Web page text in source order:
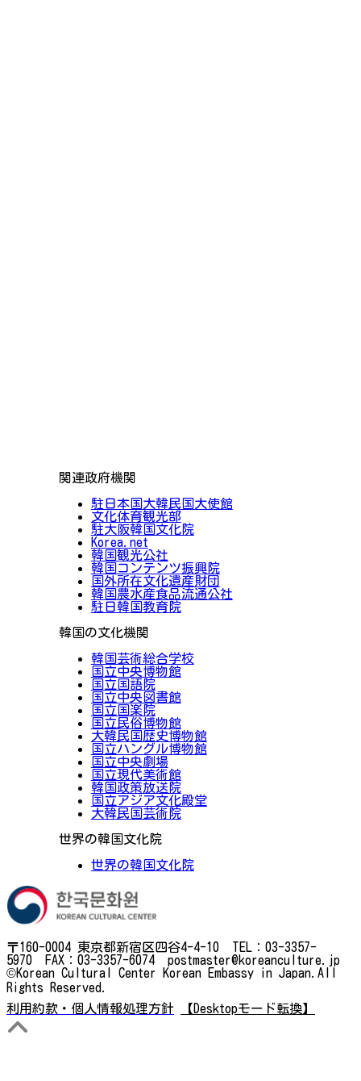
関連政府機関
駐日本国大韓民国大使館
文化体育観光部
駐大阪韓国文化院
Korea.net
韓国観光公社
韓国コンテンツ振興院
国外所在文化遺産財団
韓国農水産食品流通公社
駐日韓国教育院
韓国の文化機関
韓国芸術総合学校
国立中央博物館
国立国語院
国立中央図書館
国立国楽院
国立民俗博物館
大韓民国歴史博物館
国立ハングル博物館
国立中央劇場
国立現代美術館
韓国政策放送院
国立アジア文化殿堂
大韓民国芸術院
世界の韓国文化院
世界の韓国文化院
〒160-0004 東京都新宿区四谷4-4-10 TEL：03-3357-
5970 FAX：03-3357-6074 postmaster@koreanculture.jp
©Korean Cultural Center Korean Embassy in Japan.All
Rights Reserved.
利用約款・個人情報処理方針
【Desktopモード転換】